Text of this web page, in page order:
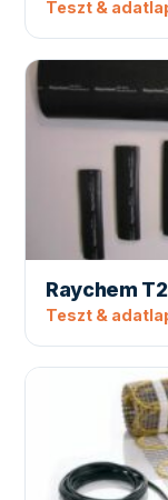
Teszt &
Raychem
Teszt &